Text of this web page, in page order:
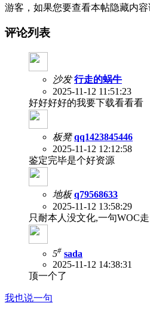
游客，如果您要查看本帖隐藏内容
评论列表
沙发 行走的蜗牛
2025-11-12 11:51:23
好好好好的我要下载看看看
板凳 qq1423845446
2025-11-12 12:12:58
鉴定完毕是个好资源
地板 q79568633
2025-11-12 13:58:29
只耐本人没文化,一句WOC
5# sada
2025-11-12 14:38:31
顶一个了
我也说一句